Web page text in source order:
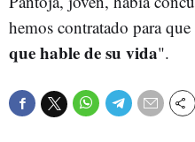
hemos contratado para
que hable de su vida".